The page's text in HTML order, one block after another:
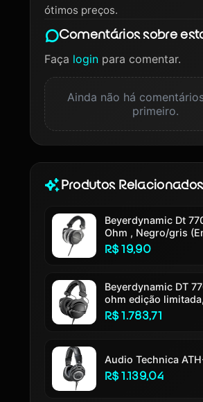
ótimos preços.
Comentários sobre
Faça loginpara comentar.
Ainda não há
primeiro.
Produtos Relacionados
Beyerdynamic Dt
Ohm , Negro/gris
R$ 19,90
Beyerdynamic DT
ohm edição
R$ 1.783,71
Audio Technica
R$ 1.139,04